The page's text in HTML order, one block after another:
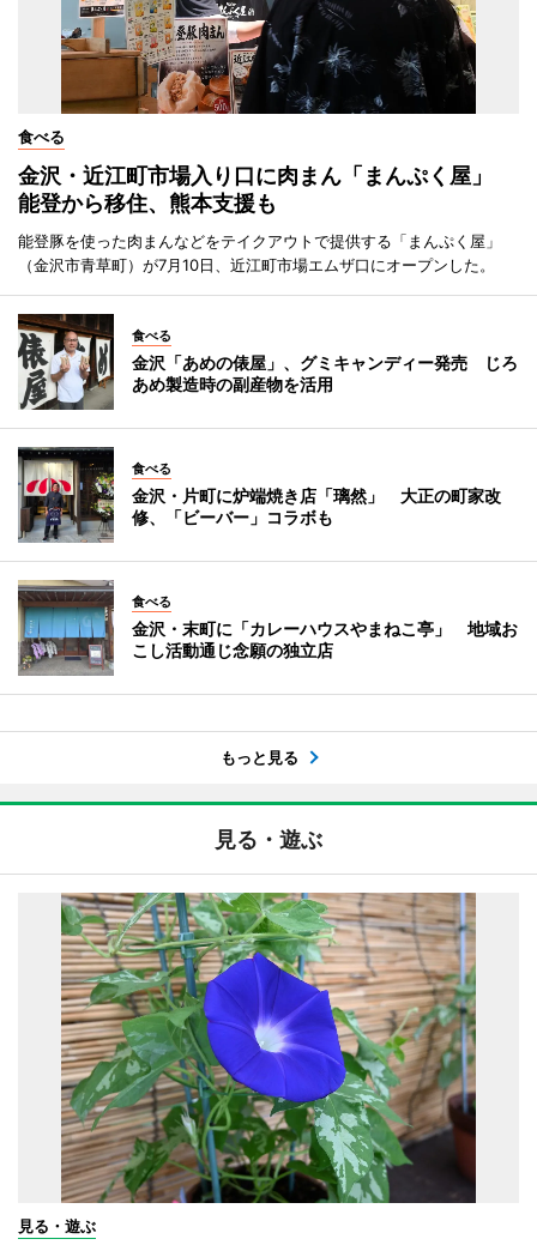
食べる
金沢・近江町市場入り口に肉まん「まんぷく屋」
能登から移住、熊本支援も
能登豚を使った肉まんなどをテイクアウトで提供する「まんぷく屋」
（金沢市青草町）が7月10日、近江町市場エムザ口にオープンした。
食べる
金沢「あめの俵屋」、グミキャンディー発売 じろ
あめ製造時の副産物を活用
食べる
金沢・片町に炉端焼き店「璃然」 大正の町家改
修、「ビーバー」コラボも
食べる
金沢・末町に「カレーハウスやまねこ亭」 地域お
こし活動通じ念願の独立店
もっと見る
見る・遊ぶ
見る・遊ぶ